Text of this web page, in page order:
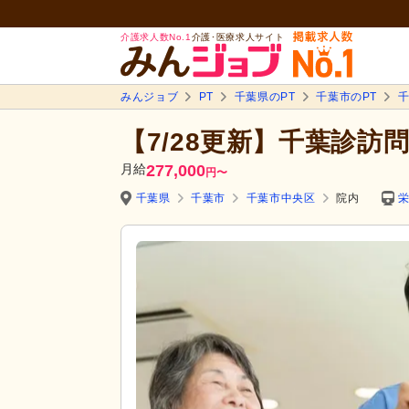
介護求人数No.1 介護･医療求人サイト
みんジョブ PT 千葉県のPT 千葉市のPT
【7/28更新】千葉診訪
月給277,000円〜
千葉県
千葉市 千葉市中央区 院内